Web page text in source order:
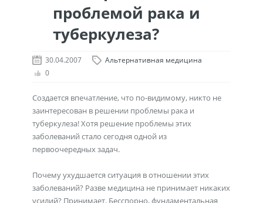
проблемой рака и
туберкулеза?
30.04.2007
Альтернативная медицина
0
Создается впечатление, что по-видимому, никто не
заинтересован в решении проблемы рака и
туберкулеза! Хотя решение проблемы этих
заболеваний стало сегодня одной из
первоочередных задач.
Почему ухудшается ситуация в отношении этих
заболеваний? Разве медицина не принимает никаких
усилий? Принимает. Бесспорно, фундаментальная